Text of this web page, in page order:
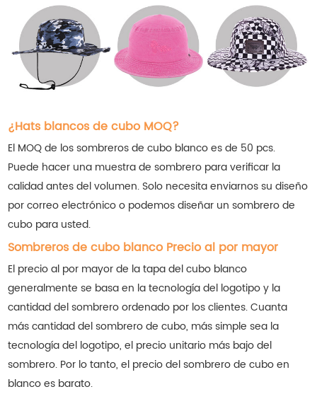
¿Hats blancos de cubo MOQ?
El MOQ de los sombreros de cubo blanco es de 50 pcs.
Puede hacer una muestra de sombrero para verificar la
calidad antes del volumen. Solo necesita enviarnos su diseño
por correo electrónico o podemos diseñar un sombrero de
cubo para usted.
Sombreros de cubo blanco Precio al por mayor
El precio al por mayor de la tapa del cubo blanco
generalmente se basa en la tecnología del logotipo y la
cantidad del sombrero ordenado por los clientes. Cuanta
más cantidad del sombrero de cubo, más simple sea la
tecnología del logotipo, el precio unitario más bajo del
sombrero. Por lo tanto, el precio del sombrero de cubo en
blanco es barato.